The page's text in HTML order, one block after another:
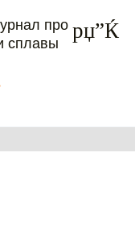
про
сплавы